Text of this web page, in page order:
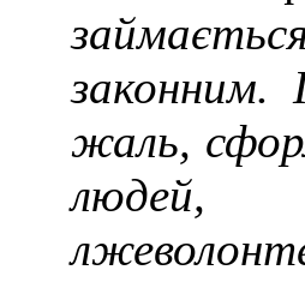
законним.
жаль,
людей,